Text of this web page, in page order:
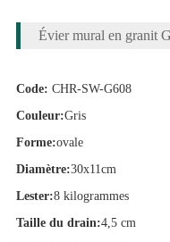
Évier mural en granit
Code: CHR-SW-G608
Couleur:Gris
Forme:ovale
Diamètre:30x11cm
Lester:8 kilogrammes
Taille du drain:4,5 cm